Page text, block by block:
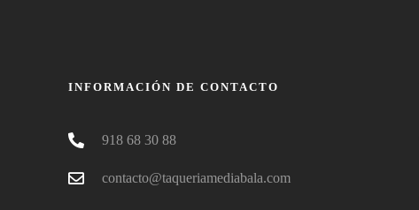
INFORMACIÓN DE CONTACTO
918 68 30 88
contacto@taqueriamediabala.com